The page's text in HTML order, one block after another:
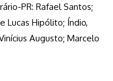
PR: Rafael Santos;
Lucas Hipólito; Índio,
Augusto; Marcelo